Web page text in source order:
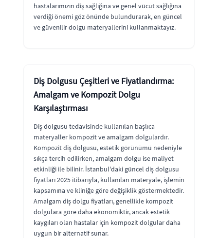
hastalarımızın diş sağlığına ve genel vücut sağlığına
verdiği önemi göz önünde bulundurarak, en güncel
ve güvenilir dolgu materyallerini kullanmaktayız.
Diş Dolgusu Çeşitleri ve Fiyatlandırma:
Amalgam ve Kompozit Dolgu
Karşılaştırması
Diş dolgusu tedavisinde kullanılan başlıca
materyaller kompozit ve amalgam dolgulardır.
Kompozit diş dolgusu, estetik görünümü nedeniyle
sıkça tercih edilirken, amalgam dolgu ise maliyet
etkinliği ile bilinir. İstanbul'daki güncel diş dolgusu
fiyatları 2025 itibarıyla, kullanılan materyale, işlemin
kapsamına ve kliniğe göre değişiklik göstermektedir.
Amalgam diş dolgu fiyatları, genellikle kompozit
dolgulara göre daha ekonomiktir, ancak estetik
kaygıları olan hastalar için kompozit dolgular daha
uygun bir alternatif sunar.